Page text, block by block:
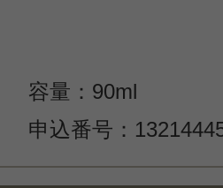
容量：90ml
申込番号：